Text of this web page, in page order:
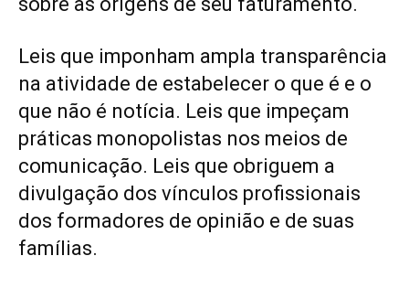
Leis que imponham ampla transparência
na atividade de estabelecer o que é e o
que não é notícia. Leis que impeçam
práticas monopolistas nos meios de
comunicação. Leis que obriguem a
divulgação dos vínculos profissionais
dos formadores de opinião e de suas
famílias.